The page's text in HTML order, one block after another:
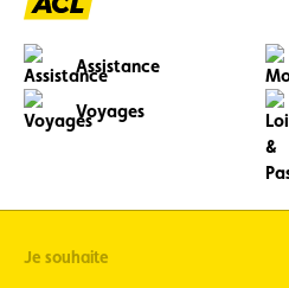
Assistance
Voyages
Je souhaite